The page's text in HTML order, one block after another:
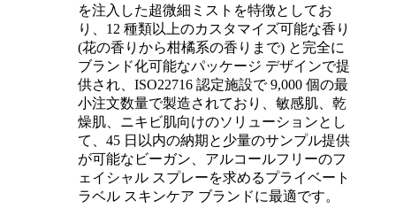
を注入した超微細ミストを特徴としてお
り、12 種類以上のカスタマイズ可能な香り
(花の香りから柑橘系の香りまで) と完全に
ブランド化可能なパッケージ デザインで提
供され、ISO22716 認定施設で 9,000 個の最
小注文数量で製造されており、敏感肌、乾
燥肌、ニキビ肌向けのソリューションとし
て、45 日以内の納期と少量のサンプル提供
が可能なビーガン、アルコールフリーのフ
ェイシャル スプレーを求めるプライベート
ラベル スキンケア ブランドに最適です。